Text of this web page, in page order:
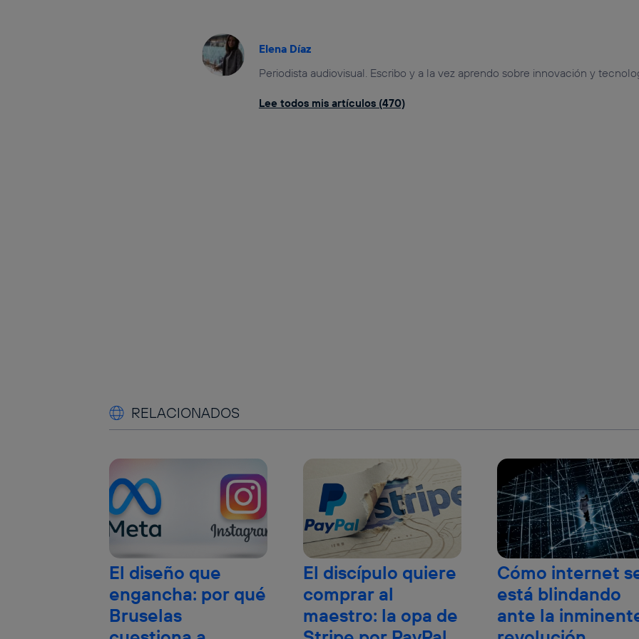
Elena Díaz
Periodista audiovisual. Escribo y a la vez aprendo sobre innovación y
Lee todos mis artículos (470)
RELACIONADOS
El diseño que
engancha: por qué
Bruselas
El discípulo quiere
comprar al
maestro: la opa de
Cómo internet
está blindando
ante la